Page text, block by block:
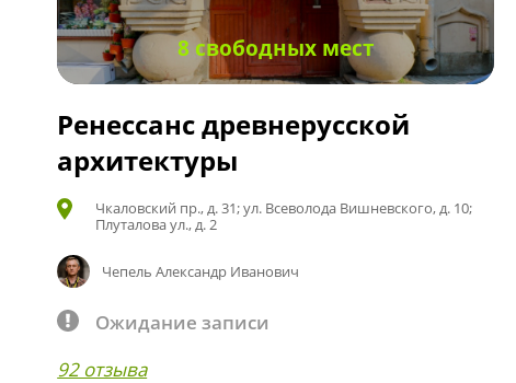
8 свободных мест
Ренессанс древнерусской
архитектуры
Чкаловский пр., д. 31; ул. Всеволода Вишневского, д. 10;
Плуталова ул., д. 2
Чепель Александр Иванович
Ожидание записи
92 отзыва